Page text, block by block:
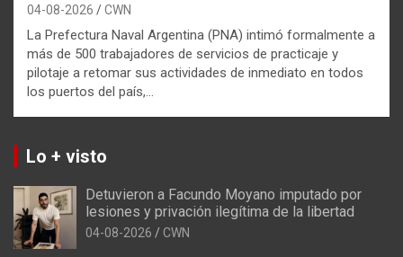
04-08-2026 CWN
La Prefectura Naval Argentina (PNA) intimó formalmente a
más de 500 trabajadores de servicios de practicaje y
pilotaje a retomar sus actividades de inmediato en todos
los puertos del país,…
Lo + visto
Detuvieron a Facundo Moyano imputado por
lesiones y privación ilegítima de la libertad
04-08-2026 CWN